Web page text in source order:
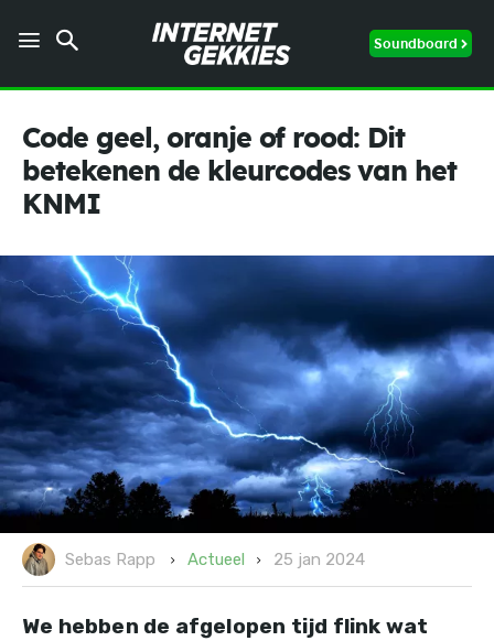
Soundboard
Code geel, oranje of rood: Dit
betekenen de kleurcodes van het
KNMI
Sebas Rapp Actueel 25 jan 2024
We hebben de afgelopen tijd flink wat